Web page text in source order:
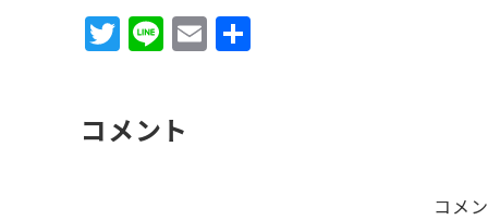
T
w
te
Li
n
E
m
コメント
コメ